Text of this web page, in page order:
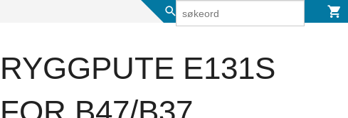
RYGGPUTE E131S